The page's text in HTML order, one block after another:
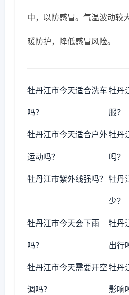
中，以防感冒。气温波动较
暖防护，降低感冒风险。
牡丹江市今天适合洗车
吗？
牡丹
服？
牡丹江市今天适合户外
运动吗？
牡丹
吗？
牡丹江市紫外线强吗？ 牡丹
少？
牡丹江市今天会下雨
吗？
牡丹
出行
牡丹江市今天需要开空
调吗？
牡丹
影响